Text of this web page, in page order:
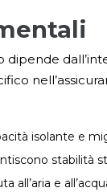
isolante e
stabilità
all’aria e